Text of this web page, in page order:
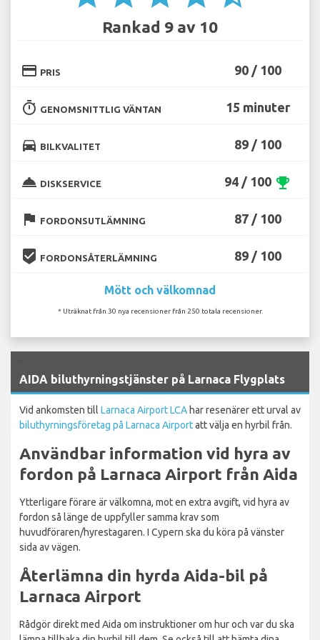
Rankad 9 av 10
credit_card PRIS 90 / 100
timer GENOMSNITTLIG VÄNTAN 15 minuter
directions_car BILKVALITET 89 / 100
room_service DISKSERVICE 94 / 100 emoji_events
flag FORDONSUTLÄMNING 87 / 100
beenhere FORDONSÅTERLÄMNING 89 / 100
Mött och välkomnad
* Uträknat från 30 nya recensioner från 250 totala recensioner.
AIDA biluthyrningstjänster på Larnaca Flygplats
Vid ankomsten till Larnaca Airport LCAhar resenärer ett urval av
biluthyrningsföretag på Larnaca Airportatt välja en hyrbil från.
Användbar information vid hyra av
fordon på Larnaca Airport från Aida
Ytterligare förare är välkomna, mot en extra avgift, vid hyra av
fordon så länge de uppfyller samma krav som
huvudföraren/hyrestagaren. I Cypern ska du köra på vänster
sida av vägen.
Återlämna din hyrda Aida-bil på
Larnaca Airport
Rådgör direkt med Aida om instruktioner om hur och var du ska